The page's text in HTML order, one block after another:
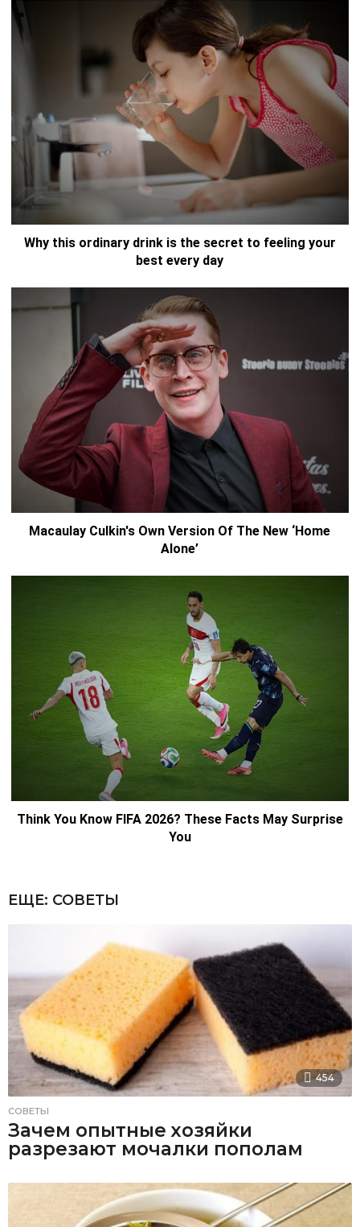
ЕЩЕ: СОВЕТЫ
454
СОВЕТЫ
Зачем опытные хозяйки
разрезают мочалки пополам